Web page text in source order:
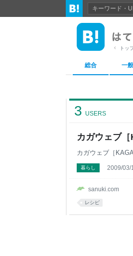
トッ
総合 一般
カガウェブ
3 USERS
sanuki.com
カガウェブ［
暮らし 2009/03/
レシピ